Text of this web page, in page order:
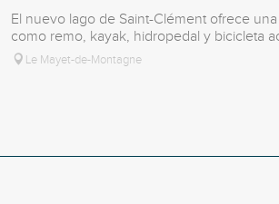
El nuevo lago de Saint-Clément ofrece
como remo, kayak, hidropedal y bicicleta
Le Mayet-de-Montagne